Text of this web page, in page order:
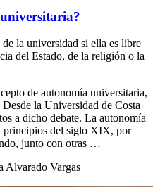
la universidad si ella es libre
del Estado, de la religión o la
de autonomía universitaria,
la Universidad de Costa
a dicho debate. La autonomía
principios del siglo XIX, por
junto con otras …
Alvarado Vargas